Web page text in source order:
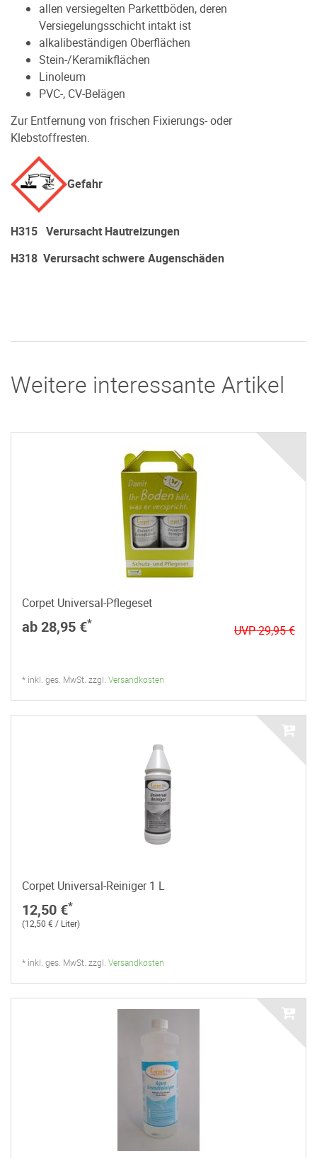
allen versiegelten Parkettböden, deren
Versiegelungsschicht intakt ist
alkalibeständigen Oberflächen
Stein-/Keramikflächen
Linoleum
PVC-, CV-Belägen
Zur Entfernung von frischen Fixierungs- oder
Klebstoffresten.
Gefahr
H315 Verursacht Hautreizungen
H318 Verursacht schwere Augenschäden
Weitere interessante Artikel
Corpet Universal-Pflegeset
ab 28,95 €*
UVP 29,95 €
* inkl. ges. MwSt. zzgl. Versandkosten
Corpet Universal-Reiniger 1 L
12,50 €*
(12,50 € / Liter)
* inkl. ges. MwSt. zzgl. Versandkosten